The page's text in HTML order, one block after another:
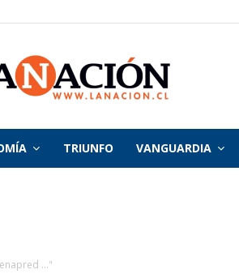
La
TRIUNFO VANGUARDIA
..."